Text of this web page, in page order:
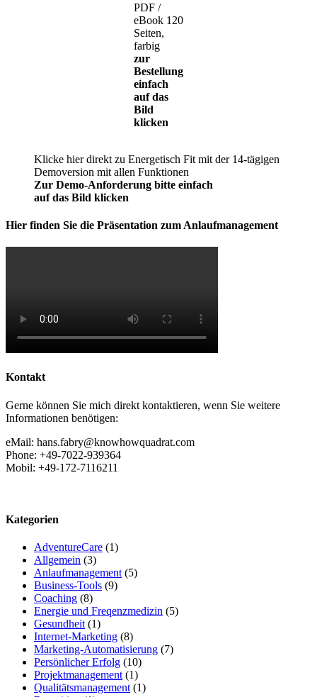
PDF /
eBook 120
Seiten,
farbig
zur
Bestellung
einfach
auf das
Bild
klicken
Klicke hier direkt zu Energetisch Fit mit der 14-tägigen
Demoversion mit allen Funktionen
Zur Demo-Anforderung bitte einfach
auf das Bild klicken
Hier finden Sie die Präsentation zum Anlaufmanagement
Kontakt
Gerne können Sie mich direkt kontaktieren, wenn Sie weitere
Informationen benötigen:
eMail: hans.fabry@knowhowquadrat.com
Phone: +49-7022-939364
Mobil: +49-172-7116211
Kategorien
AdventureCare (1)
Allgemein (3)
Anlaufmanagement (5)
Business-Tools (9)
Coaching (8)
Energie und Freqenzmedizin (5)
Gesundheit (1)
Internet-Marketing (8)
Marketing-Automatisierung (7)
Persönlicher Erfolg (10)
Projektmanagement (1)
Qualitätsmanagement (1)